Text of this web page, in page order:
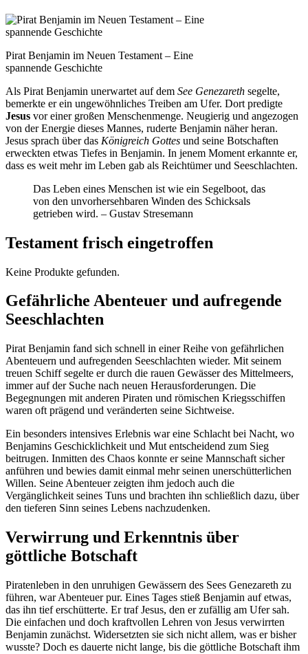
Pirat Benjamin im Neuen Testament – Eine
spannende Geschichte
Als Pirat Benjamin unerwartet auf dem See Genezareth segelte,
bemerkte er ein ungewöhnliches Treiben am Ufer. Dort predigte
Jesus vor einer großen Menschenmenge. Neugierig und angezogen
von der Energie dieses Mannes, ruderte Benjamin näher heran.
Jesus sprach über das Königreich Gottes und seine Botschaften
erweckten etwas Tiefes in Benjamin. In jenem Moment erkannte er,
dass es weit mehr im Leben gab als Reichtümer und Seeschlachten.
Das Leben eines Menschen ist wie ein Segelboot, das
von den unvorhersehbaren Winden des Schicksals
getrieben wird. – Gustav Stresemann
Testament frisch eingetroffen
Keine Produkte gefunden.
Gefährliche Abenteuer und aufregende
Seeschlachten
Pirat Benjamin fand sich schnell in einer Reihe von gefährlichen
Abenteuern und aufregenden Seeschlachten wieder. Mit seinem
treuen Schiff segelte er durch die rauen Gewässer des Mittelmeers,
immer auf der Suche nach neuen Herausforderungen. Die
Begegnungen mit anderen Piraten und römischen Kriegsschiffen
waren oft prägend und veränderten seine Sichtweise.
Ein besonders intensives Erlebnis war eine Schlacht bei Nacht, wo
Benjamins Geschicklichkeit und Mut entscheidend zum Sieg
beitrugen. Inmitten des Chaos konnte er seine Mannschaft sicher
anführen und bewies damit einmal mehr seinen unerschütterlichen
Willen. Seine Abenteuer zeigten ihm jedoch auch die
Vergänglichkeit seines Tuns und brachten ihn schließlich dazu, über
den tieferen Sinn seines Lebens nachzudenken.
Verwirrung und Erkenntnis über
göttliche Botschaft
Piratenleben in den unruhigen Gewässern des Sees Genezareth zu
führen, war Abenteuer pur. Eines Tages stieß Benjamin auf etwas,
das ihn tief erschütterte. Er traf Jesus, den er zufällig am Ufer sah.
Die einfachen und doch kraftvollen Lehren von Jesus verwirrten
Benjamin zunächst. Widersetzten sie sich nicht allem, was er bisher
wusste? Doch es dauerte nicht lange, bis die göttliche Botschaft ihm